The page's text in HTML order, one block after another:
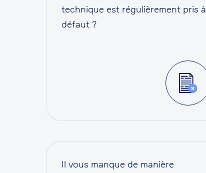
technique est régulièrement pris à
défaut ?
Il vous manque de manière